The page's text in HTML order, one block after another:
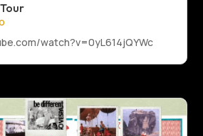
watch?v=0yL614jQYWc